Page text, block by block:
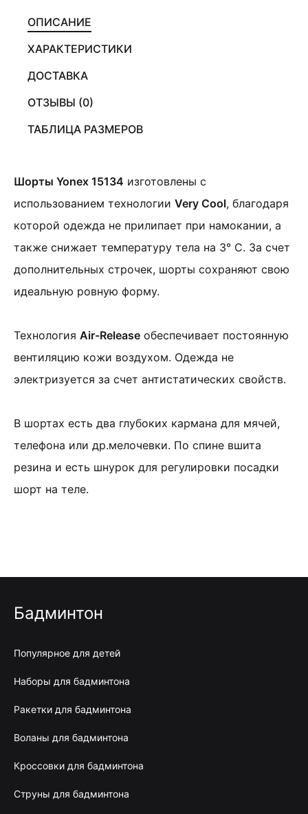
ОПИСАНИЕ
ХАРАКТЕРИСТИКИ
ДОСТАВКА
ОТЗЫВЫ (0)
ТАБЛИЦА РАЗМЕРОВ
Шорты Yonex 15134 изготовлены с
использованием технологии Very Cool, благодаря
которой одежда не прилипает при намокании, а
также снижает температуру тела на 3° С. За счет
дополнительных строчек, шорты сохраняют свою
идеальную ровную форму.
Технология Air-Release обеспечивает постоянную
вентиляцию кожи воздухом. Одежда не
электризуется за счет антистатических свойств.
В шортах есть два глубоких кармана для мячей,
телефона или др.мелочевки. По спине вшита
резина и есть шнурок для регулировки посадки
шорт на теле.
Бадминтон
Популярное для детей
Наборы для бадминтона
Ракетки для бадминтона
Воланы для бадминтона
Кроссовки для бадминтона
Струны для бадминтона